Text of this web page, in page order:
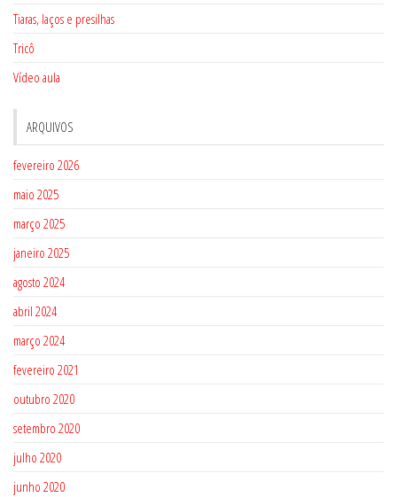
Tiaras, laços e presilhas
Tricô
Vídeo aula
ARQUIVOS
fevereiro 2026
maio 2025
março 2025
janeiro 2025
agosto 2024
abril 2024
março 2024
fevereiro 2021
outubro 2020
setembro 2020
julho 2020
junho 2020